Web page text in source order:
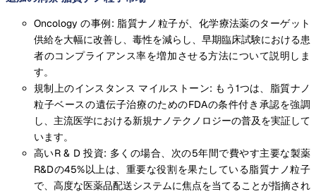
Oncology の事例: 脂質ナノ粒子が、化学療法薬のターゲット
供給を大幅に改善し、毒性を減らし、早期臨床試験における患
者のコンプライアンス率を増加させる方法について説明しま
す。
規制上のインスタンス マイルストーン: もう1つは、脂質ナノ
粒子ベースの遺伝子治療のためのFDAの条件付き承認を強調
し、主流医学における新規ナノテクノロジーの普及を実証して
います。
高いR & D 投資: 多くの場合、次の5年間で費やす主要な製薬
R&Dの45%以上は、重要な役割を果たしている脂質ナノ粒子
で、高度な医薬品配送システムに焦点を当てることが指摘され